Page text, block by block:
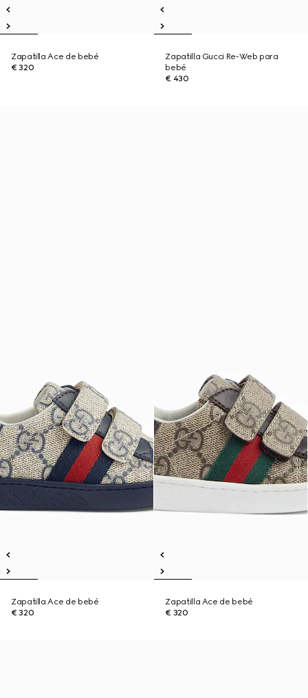
Zapatilla Ace de bebé
€ 320
Zapatilla Gucci Re-Web para
bebé
€ 430
Zapatilla Ace de bebé
€ 320
Zapatilla Ace de bebé
€ 320